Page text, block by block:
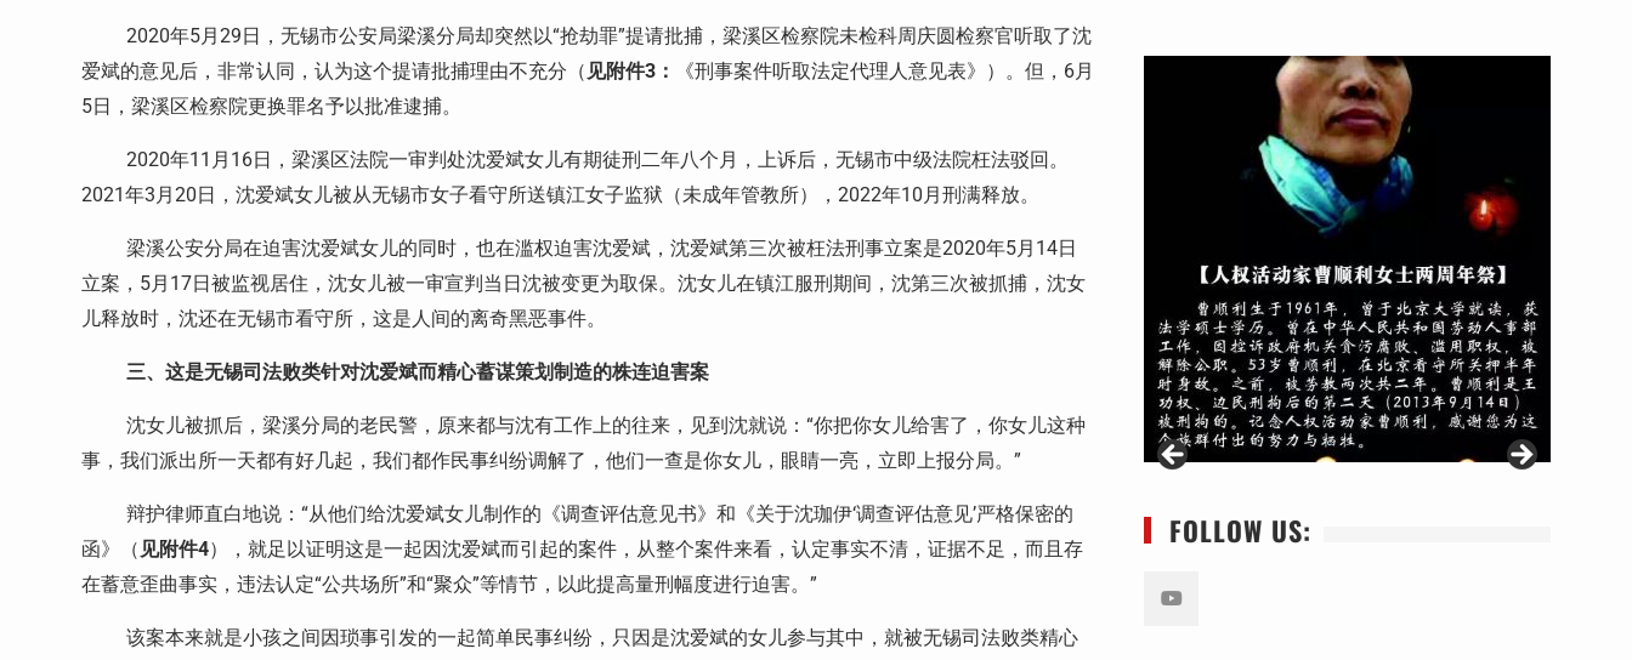
2020年5月29 日，无锡市公安局梁溪分局却突然以“抢劫罪”提请批捕，梁溪区检察院未检科周庆圆检察官听取了沈
爱斌的意见后，非常认同，认为这个提请批捕理由不充分（见附件3 ： 《刑事案件听取法定代理人意见表》）。但， 6月
5日，梁溪区检察院更换罪名予以批准逮捕。
2020年11 月 16日，梁溪区法院一审判处沈爱斌女儿有期徒刑二年八个月，上诉后，无锡市中级法院枉法驳回。
2021 年3月 20 日，沈爱斌女儿被从无锡市女子看守所送镇江女子监狱（未成年管教所）， 2022年10月刑满释放。
梁溪公安分局在迫害沈爱斌女儿的同时，也在滥权迫害沈爱斌，沈爱斌第三次被枉法刑事立案是2020年5月 14日
立案， 5月 17日被监视居住，沈女儿被一审宣判当日沈被变更为取保。沈女儿在镇江服刑期间，沈第三次被抓捕，沈女
儿释放时，沈还在无锡市看守所，这是人间的离奇黑恶事件。
三、这是无锡司法败类针对沈爱斌而精心蓄谋策划制造的株连迫害案
沈女儿被抓后，梁溪分局的老民警，原来都与沈有工作上的往来，见到沈就说：“你把你女儿给害了，你女儿这种
事，我们派出所一天都有好几起，我们都作民事纠纷调解了，他们一查是你女儿，眼睛一亮，立即上报分局。”
辩护律师直白地说：“从他们给沈爱斌女儿制作的《调查评估意见书》和《关于沈珈伊‘调查评估意见’严格保密的
函》（见附件4），就足以证明这是一起因沈爱斌而引起的案件，从整个案件来看，认定事实不清，证据不足，而且存
在蓄意歪曲事实，违法认定“公共场所”和“聚众”等情节，以此提高量刑幅度进行迫害。”
该案本来就是小孩之间因琐事引发的一起简单民事纠纷，只因是沈爱斌的女儿参与其中，就被无锡司法败类精心
FOLLOW US: